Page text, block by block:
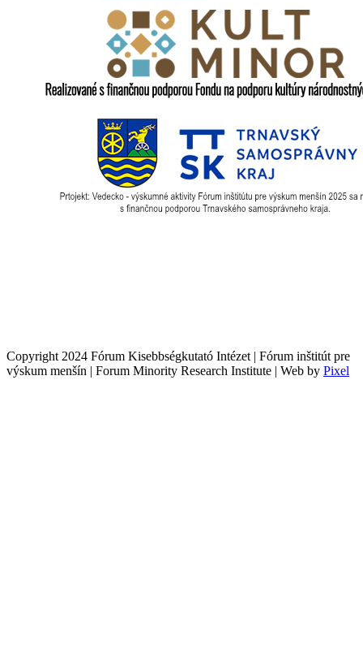
Copyright 2024 Fórum Kisebbségkutató Intézet | Fórum inštitút pre
výskum menšín | Forum Minority Research Institute | Web by Pixel